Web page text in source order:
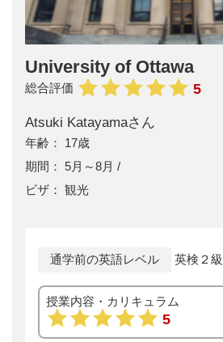
University of Ottawa
総合評価 5
Atsuki Katayamaさん
17歳
5月～8月
観光
通学前の英語レベル 英検２
授業内容・カリキュラム
5